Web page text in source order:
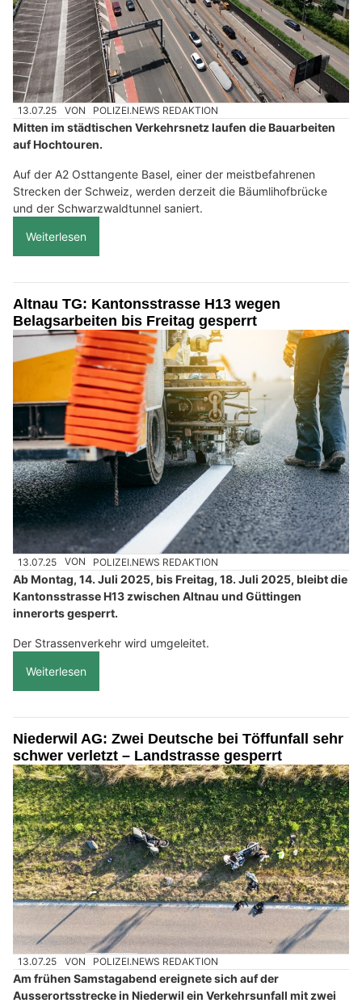
13.07.25 VON POLIZEI.NEWS REDAKTION
Mitten im städtischen Verkehrsnetz laufen die Bauarbeiten
auf Hochtouren.
Auf der A2 Osttangente Basel, einer der meistbefahrenen
Strecken der Schweiz, werden derzeit die Bäumlihofbrücke
und der Schwarzwaldtunnel saniert.
Weiterlesen
Altnau TG: Kantonsstrasse H13 wegen
Belagsarbeiten bis Freitag gesperrt
13.07.25 VON POLIZEI.NEWS REDAKTION
Ab Montag, 14. Juli 2025, bis Freitag, 18. Juli 2025, bleibt die
Kantonsstrasse H13 zwischen Altnau und Güttingen
innerorts gesperrt.
Der Strassenverkehr wird umgeleitet.
Weiterlesen
Niederwil AG: Zwei Deutsche bei Töffunfall sehr
schwer verletzt – Landstrasse gesperrt
13.07.25 VON POLIZEI.NEWS REDAKTION
Am frühen Samstagabend ereignete sich auf der
Ausserortsstrecke in Niederwil ein Verkehrsunfall mit zwei